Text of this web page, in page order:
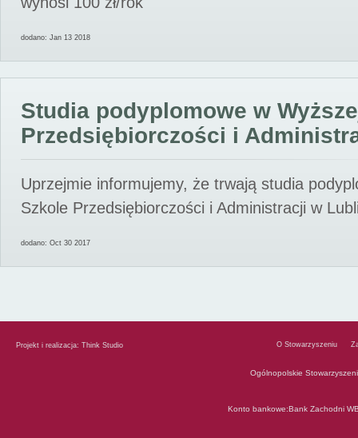
dodano: Jan 13 2018
Studia podyplomowe w
Przedsiębiorczości i
Uprzejmie informujemy, że trwają studia
Szkole Przedsiębiorczości i Administracji w
dodano: Oct 30 2017
Projekt i realizacja: Think Studio O Stowarzyszeniu
Ogólnopolskie
Konto bankowe:Bank Zachodni